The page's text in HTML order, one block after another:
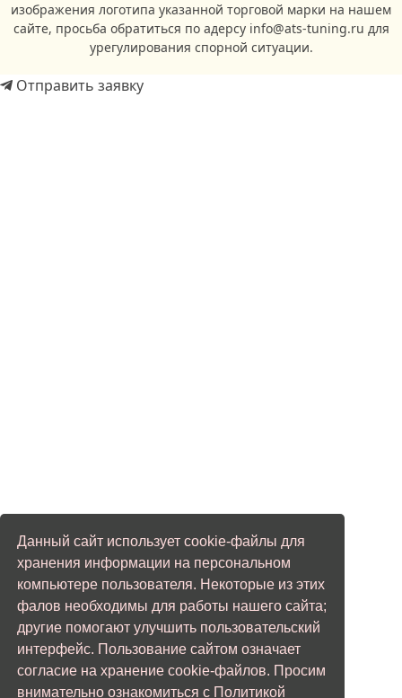
Данный сайт использует cookie-файлы для
хранения информации на персональном
компьютере пользователя. Некоторые из этих
фалов необходимы для работы нашего сайта;
другие помогают улучшить пользовательский
интерфейс. Пользование сайтом означает
согласие на хранение cookie-файлов. Просим
внимательно ознакомиться с Политикой
изображения логотипа указанной торговой марки на нашем
сайте, просьба обратиться по адерсу info@ats-tuning.ru для
урегулирования спорной ситуации.
Отправить заявку